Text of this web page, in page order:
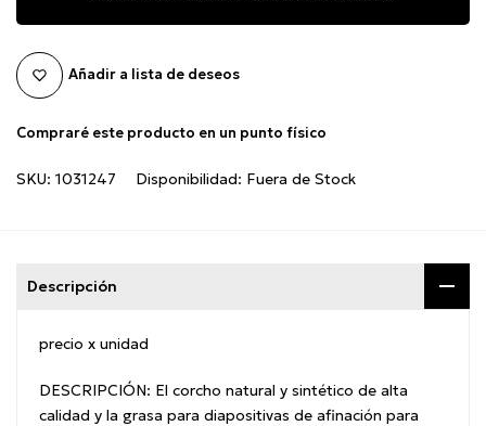
Añadir a lista de deseos
Compraré este producto en un punto físico
SKU: 1031247 Disponibilidad: Fuera de Stock
Descripción
precio x unidad
DESCRIPCIÓN: El corcho natural y sintético de alta
calidad y la grasa para diapositivas de afinación para